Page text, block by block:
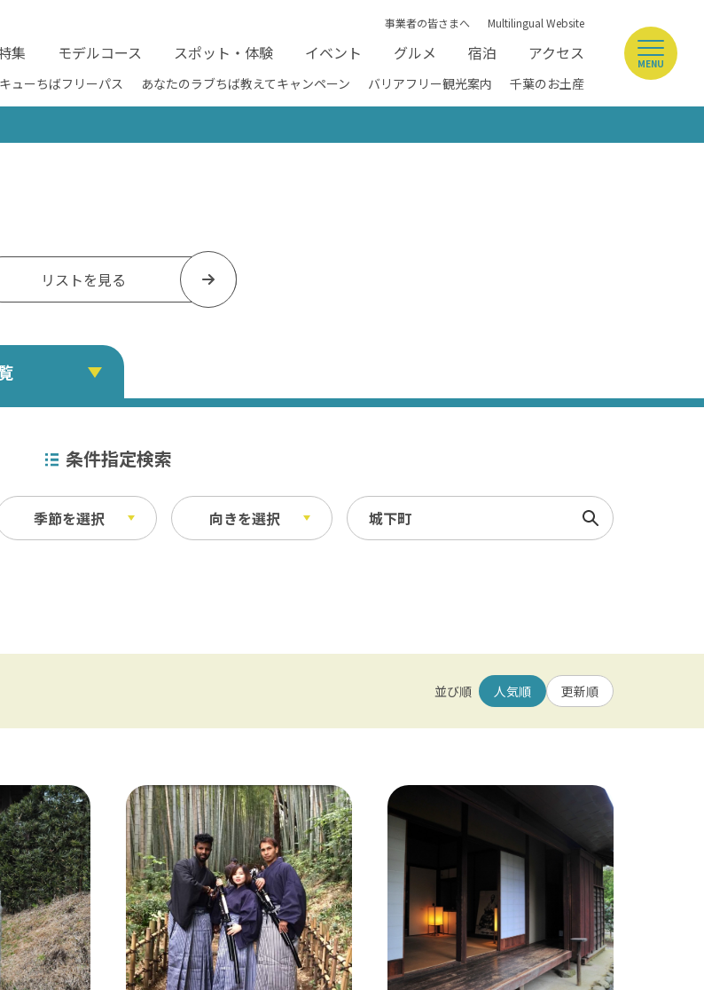
事業者の皆さまへ Multilingual Website
集 モデルコース スポット・体験 イベント グルメ 宿泊 アクセス
ューちばフリーパス あなたのラブちば教えてキャンペーン バリアフリー観光案内 千葉のお土産
MENU
リストを見る
条件指定検索
季節を選択 向きを選択 検索
北総
小江戸佐原 / 佐倉ふるさと広場 / 成田山新勝寺 / 銚子（犬吠埼）
九十九里
九十九里浜 / 釣ヶ崎海岸（サーフィン） / 白子温泉 / 茂原 / 御宿
並び順 人気順 更新順